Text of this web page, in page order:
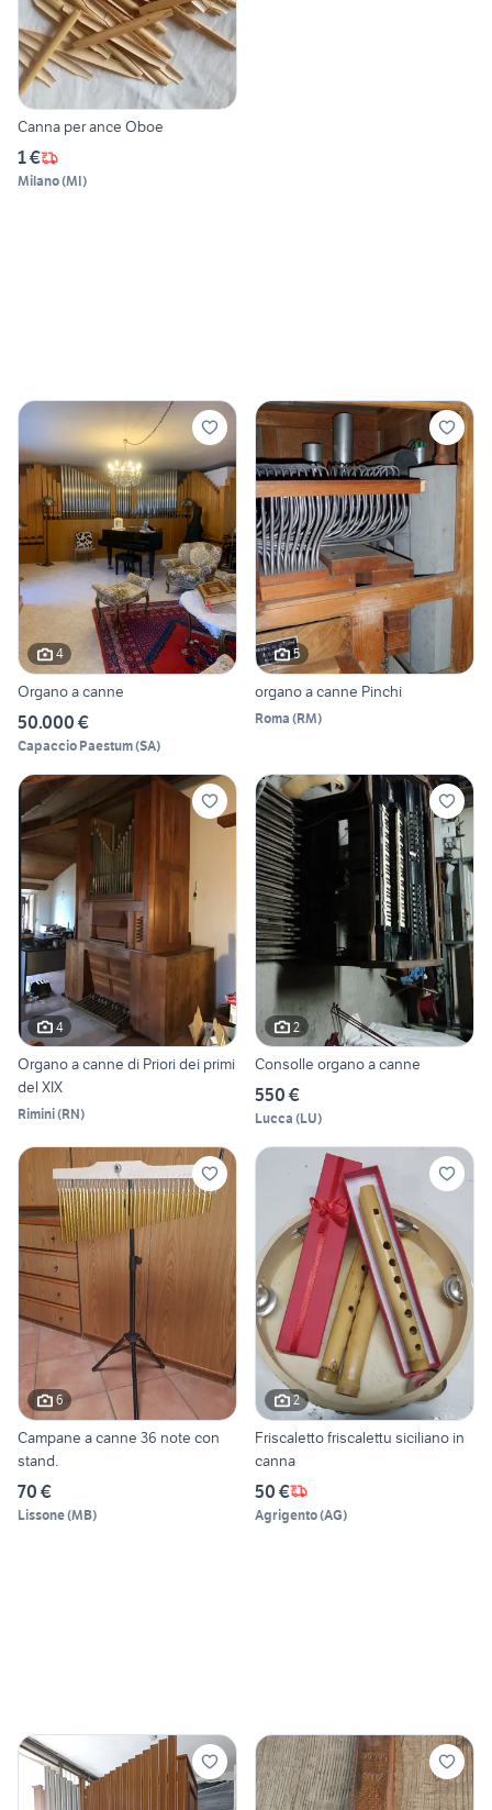
Canna per ance Oboe
1 €
Milano(MI)
4
Organo a canne
50.000 €
Capaccio Paestum(SA)
5
organo a canne Pinchi
Roma (RM)
4
Organo a canne di Priori dei primi
del XIX
Rimini(RN)
2
Consolle organo a canne
550 €
Lucca (LU)
6
Campane a canne 36 note con
stand.
70 €
Lissone(MB)
2
Friscaletto friscalettu siciliano in
canna
50 €
Agrigento(AG)